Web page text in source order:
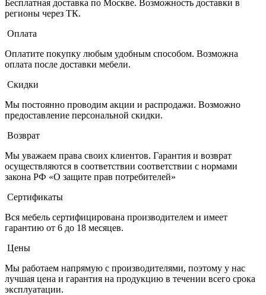
Бесплатная доставка по Москве. Возможность доставки в
регионы через ТК.
Оплата
Оплатите покупку любым удобным способом. Возможна
оплата после доставки мебели.
Скидки
Мы постоянно проводим акции и распродажи. Возможно
предоставление персональной скидки.
Возврат
Мы уважаем права своих клиентов. Гарантия и возврат
осуществляются в соответствии соответствии с нормами
закона РФ «О защите прав потребителей»
Сертификаты
Вся мебель сертифицирована производителем и имеет
гарантию от 6 до 18 месяцев.
Цены
Мы работаем напрямую с производителями, поэтому у нас
лучшая цена и гарантия на продукцию в течении всего срока
эксплуатации.